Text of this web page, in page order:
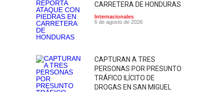
CARRETERA DE HONDURAS
Internacionales
6 de agosto de 2026
CAPTURAN A TRES
PERSONAS POR PRESUNTO
TRÁFICO ILÍCITO DE
DROGAS EN SAN MIGUEL